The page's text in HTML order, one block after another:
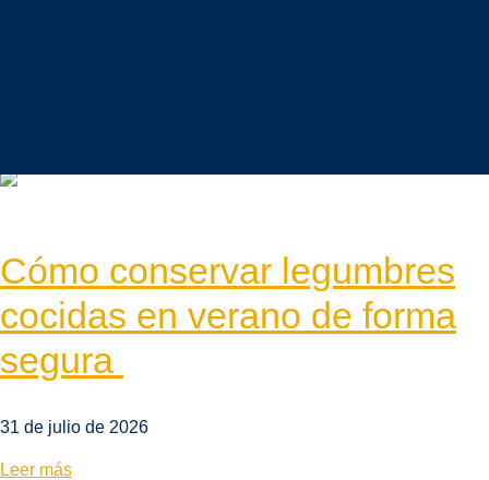
Cómo conservar legumbres
cocidas en verano de forma
segura
31 de julio de 2026
Leer más